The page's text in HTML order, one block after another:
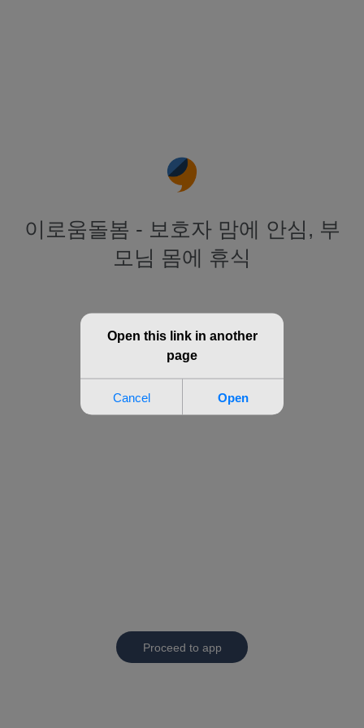
이로움돌봄 - 보호자 맘에 안심, 부
모님 몸에 휴식
Proceed to app